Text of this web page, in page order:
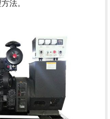
法。